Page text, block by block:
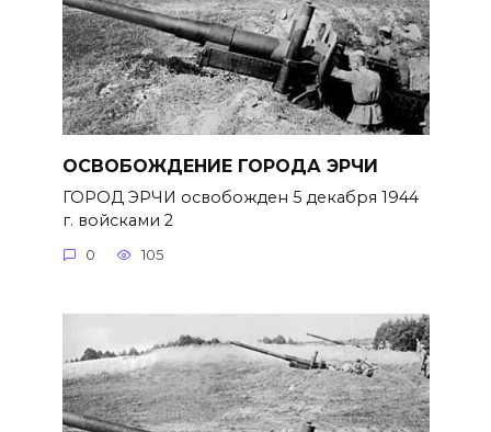
ОСВОБОЖДЕНИЕ ГОРОДА ЭРЧИ
ГОРОД ЭРЧИ освобожден 5 декабря 1944
г. войсками 2
0 105